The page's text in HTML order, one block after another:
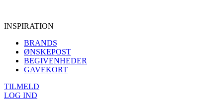
INSPIRATION
BRANDS
ØNSKEPOST
BEGIVENHEDER
GAVEKORT
TILMELD
LOG IND